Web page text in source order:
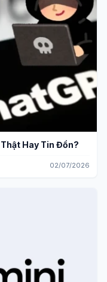
Hay Tin Đồn?
02/07/2026